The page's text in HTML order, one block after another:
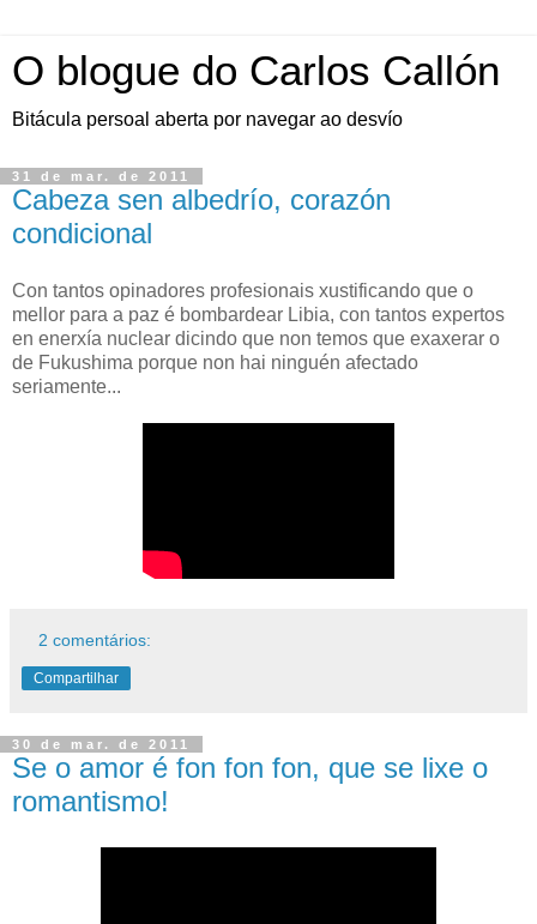
O blogue do Carlos Callón
Bitácula persoal aberta por navegar ao desvío
31 de mar. de 2011
Cabeza sen albedrío, corazón
condicional
Con tantos opinadores profesionais xustificando que o
mellor para a paz é bombardear Libia, con tantos expertos
en enerxía nuclear dicindo que non temos que exaxerar o
de Fukushima porque non hai ninguén afectado
seriamente...
2 comentários:
Compartilhar
30 de mar. de 2011
Se o amor é fon fon fon, que se lixe o
romantismo!